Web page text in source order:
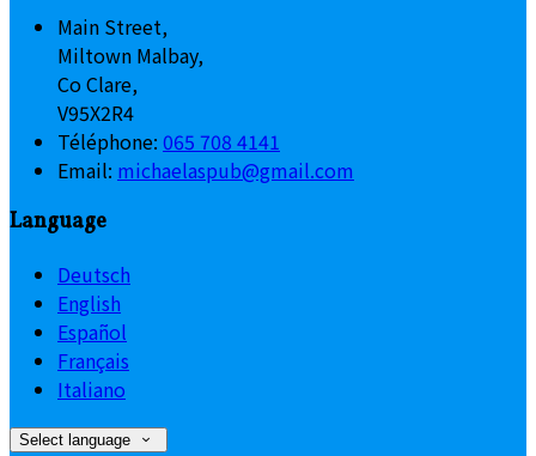
Main Street,
Miltown Malbay,
Co Clare,
V95X2R4
Téléphone: 065 708 4141
Email: michaelaspub@gmail.com
Language
Deutsch
English
Español
Français
Italiano
Select language